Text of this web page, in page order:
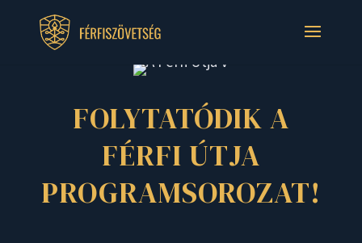
FOLYTATÓDIK A
FÉRFI ÚTJA
PROGRAMSOROZAT!